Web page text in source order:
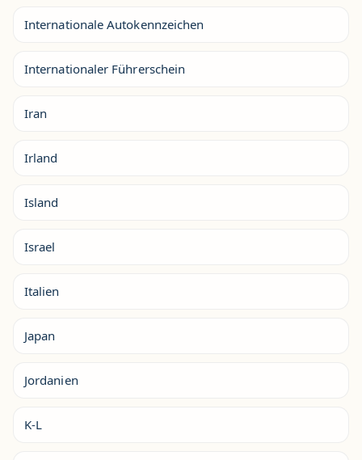
Internationale Autokennzeichen
Internationaler Führerschein
Iran
Irland
Island
Israel
Italien
Japan
Jordanien
K-L